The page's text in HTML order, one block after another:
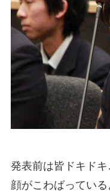
発表前は皆ドキドキ
顔がこわばっている